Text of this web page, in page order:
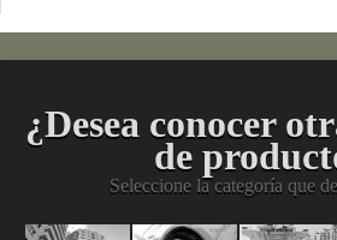
¿Desea conocer
de
Seleccione la categoría que